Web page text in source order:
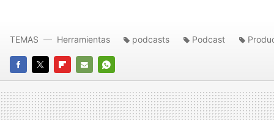
FACEBOOK
TWITTERFLIPBOARD
E-
MAIL
WHATSAPP
TEMAS Herramientas podcasts Podcast